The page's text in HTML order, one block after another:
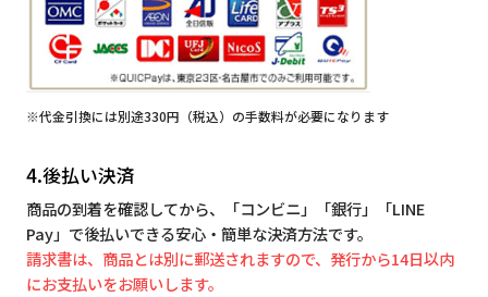
※代金引換には別途330円（税込）の手数料が必要になります
4.後払い決済
商品の到着を確認してから、「コンビニ」「銀行」「LINE
Pay」で後払いできる安心・簡単な決済方法です。
請求書は、商品とは別に郵送されますので、発行から14日以内
にお支払いをお願いします。